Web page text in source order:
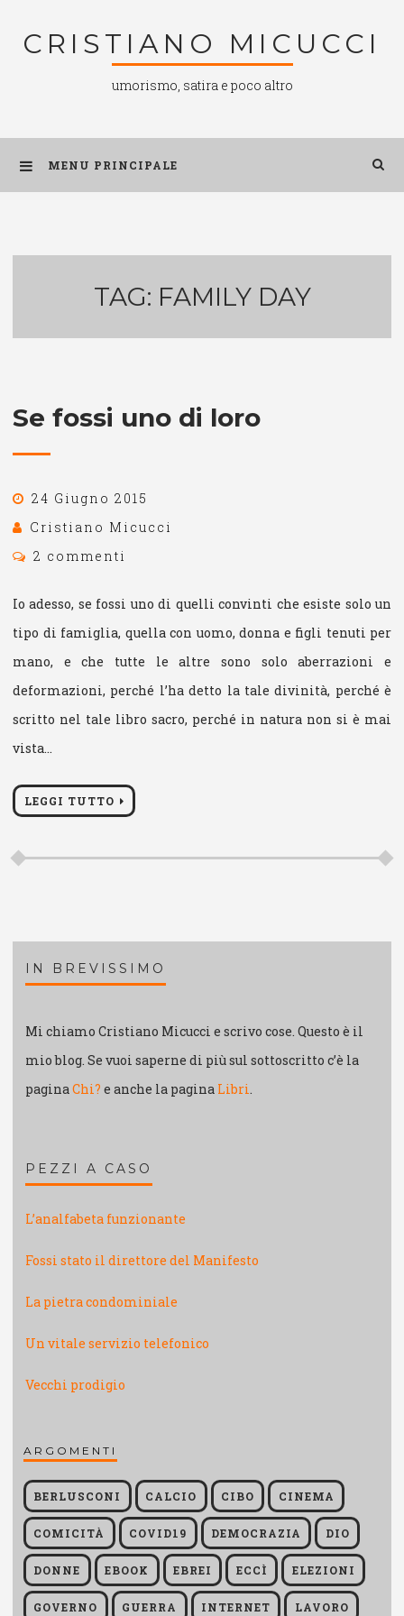
CRISTIANO MICUCCI
umorismo, satira e poco altro
MENU PRINCIPALE
TAG: FAMILY DAY
Se fossi uno di loro
24 Giugno 2015
Cristiano Micucci
2 commenti
Io adesso, se fossi uno di quelli convinti che esiste solo un
tipo di famiglia, quella con uomo, donna e figli tenuti per
mano, e che tutte le altre sono solo aberrazioni e
deformazioni, perché l’ha detto la tale divinità, perché è
scritto nel tale libro sacro, perché in natura non si è mai
vista…
LEGGI TUTTO
IN BREVISSIMO
Mi chiamo Cristiano Micucci e scrivo cose. Questo è il
mio blog. Se vuoi saperne di più sul sottoscritto c’è la
paginaChi? e anche la pagina Libri.
PEZZI A CASO
L’analfabeta funzionante
Fossi stato il direttore del Manifesto
La pietra condominiale
Un vitale servizio telefonico
Vecchi prodigio
ARGOMENTI
BERLUSCONI CALCIO CIBO CINEMA
COMICITÀ COVID19 DEMOCRAZIA DIO
DONNE EBOOK EBREI ECCÌ ELEZIONI
GOVERNO GUERRA INTERNET LAVORO